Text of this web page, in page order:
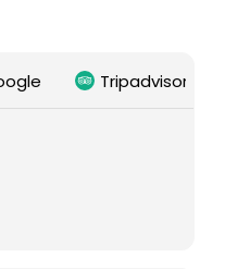
Tripadvisor